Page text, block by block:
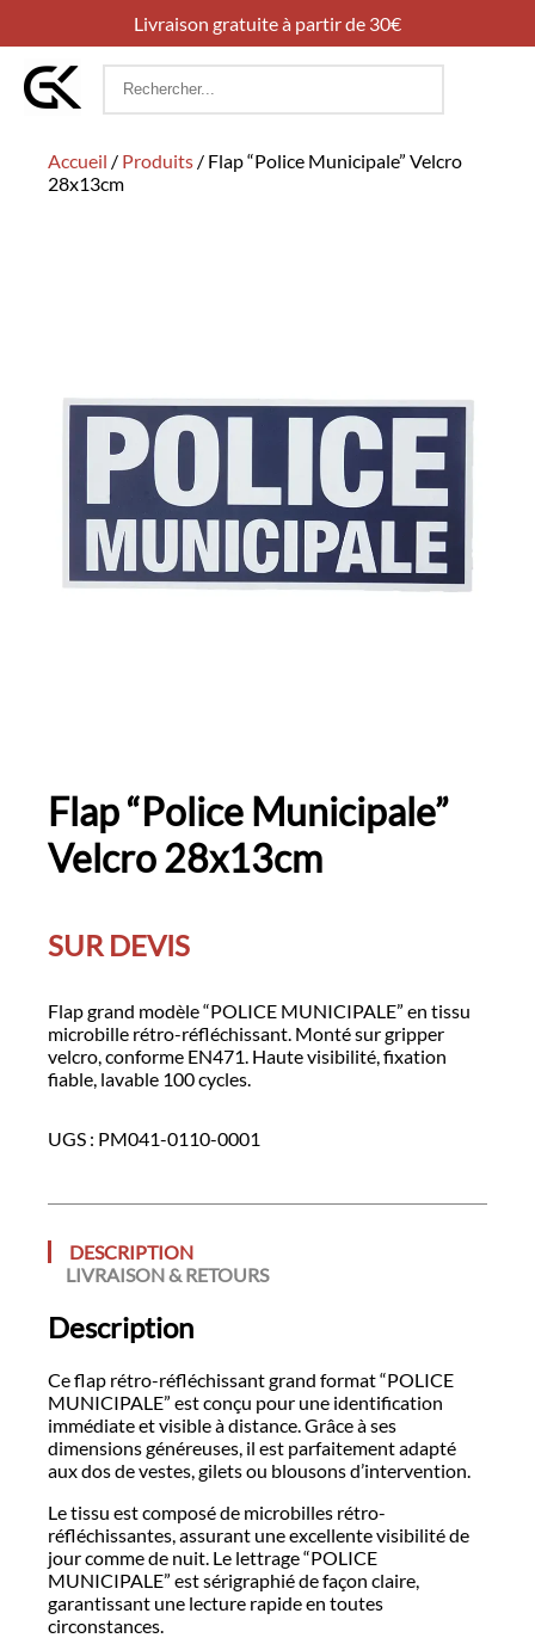
Livraison gratuite à partir de 30€
Rechercher
Accueil / Produits / Flap “Police Municipale” Velcro
28x13cm
Flap “Police Municipale”
Velcro 28x13cm
SUR DEVIS
Flap grand modèle “POLICE MUNICIPALE” en tissu
microbille rétro-réfléchissant. Monté sur gripper
velcro, conforme EN471. Haute visibilité, fixation
fiable, lavable 100 cycles.
UGS : PM041-0110-0001
DESCRIPTION
LIVRAISON & RETOURS
Description
Ce flap rétro-réfléchissant grand format “POLICE
MUNICIPALE” est conçu pour une identification
immédiate et visible à distance. Grâce à ses
dimensions généreuses, il est parfaitement adapté
aux dos de vestes, gilets ou blousons d’intervention.
Le tissu est composé de microbilles rétro-
réfléchissantes, assurant une excellente visibilité de
jour comme de nuit. Le lettrage “POLICE
MUNICIPALE” est sérigraphié de façon claire,
garantissant une lecture rapide en toutes
circonstances.